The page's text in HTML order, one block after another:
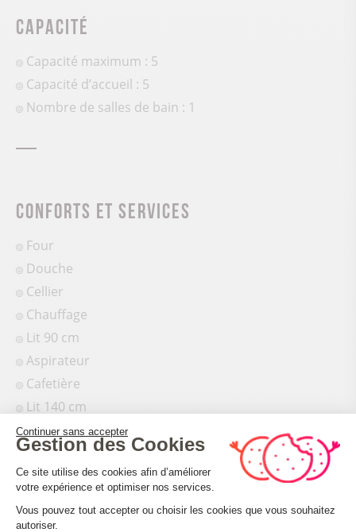
Capacité
Capacité maximum : 5
Capacité d’accueil : 5
Nombre de salles de bain : 1
Conforts et services
Four
Douche
Cellier
Chauffage
Lit 90 cm
Aspirateur
Cafetière
Lit 140 cm
Lit bébé
Micro-ondes
Congélateur
Télévision
Double vitrage
Continuer sans accepter
Gestion des Cookies
Plateforme de Gestion du
Ce site utilise des cookies afin d’améliorer
votre expérience et optimiser nos services.
Vous pouvez tout accepter ou choisir les cookies que vous souhaitez
autoriser.